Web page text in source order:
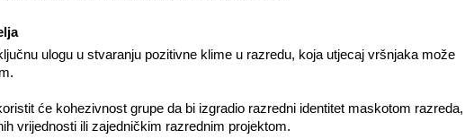
ulogu u stvaranju pozitivne klime u razredu, koja utjecaj vršnjaka može
će kohezivnost grupe da bi izgradio razredni identitet maskotom razreda,
vrijednosti ili zajedničkim razrednim projektom.